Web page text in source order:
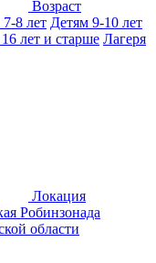
Возраст
8 лет Детям 9-10 лет
лет и старше Лагеря
Локация
Робинзонада
области